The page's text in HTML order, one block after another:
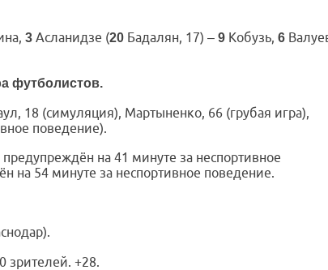
3 Асланидзе (20 Бадалян, 17) – 9 Кобузь, 6
футболистов.
18 (симуляция), Мартыненко, 66 (грубая игра),
поведение).
на 41 минуте за неспортивное
на 54 минуте за неспортивное поведение.
зрителей. +28.